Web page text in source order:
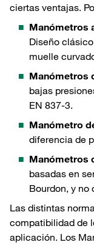
ciertas ventajas.
Manómetros
Diseño
muelle
Manómetros
bajas
EN 837-3.
Manómetro
diferencia de
Manómetros
basadas en
Bourdon, y no
Las distintas
compatibilidad de
aplicación. Los